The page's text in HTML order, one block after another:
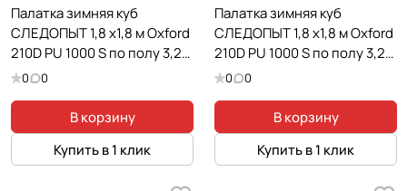
Палатка зимняя куб
СЛЕДОПЫТ 1,8 х1,8 м Oxford
210D PU 1000 S по полу 3,2
кв.м цв. оранжевый/белый
0 0
В корзину
Купить в 1 клик
Палатка зимняя куб
СЛЕДОПЫТ 1,8 х1,8 м Oxford
210D PU 1000 S по полу 3,2
кв.м цв. оливковый/белый
0 0
В корзину
Купить в 1 клик